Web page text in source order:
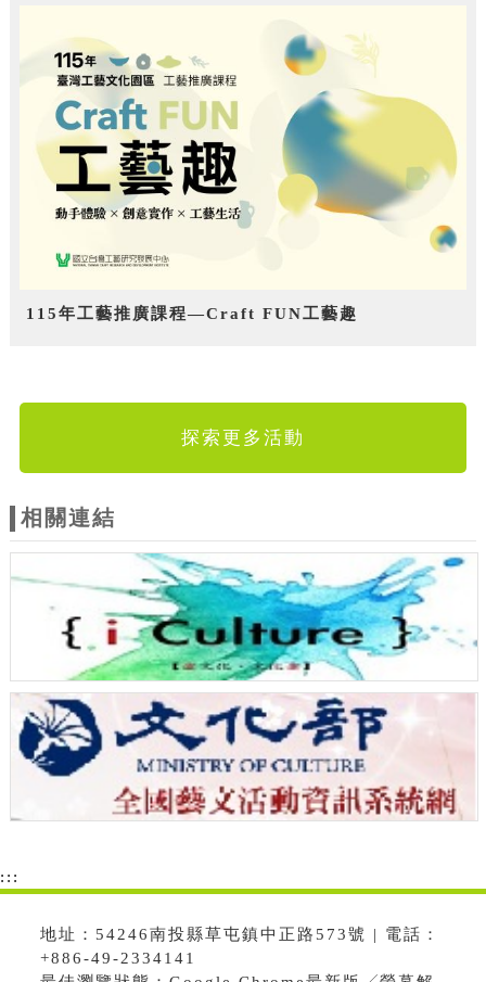
115年工藝推廣課程—Craft FUN工藝趣
探索更多活動
相關連結
:::
地址：54246南投縣草屯鎮中正路573號 | 電話：
+886-49-2334141